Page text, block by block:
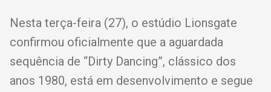
Nesta terça-feira (27), o estúdio Lionsgate
confirmou oficialmente que a aguardada
sequência de “Dirty Dancing”, clássico dos
anos 1980, está em desenvolvimento e segue